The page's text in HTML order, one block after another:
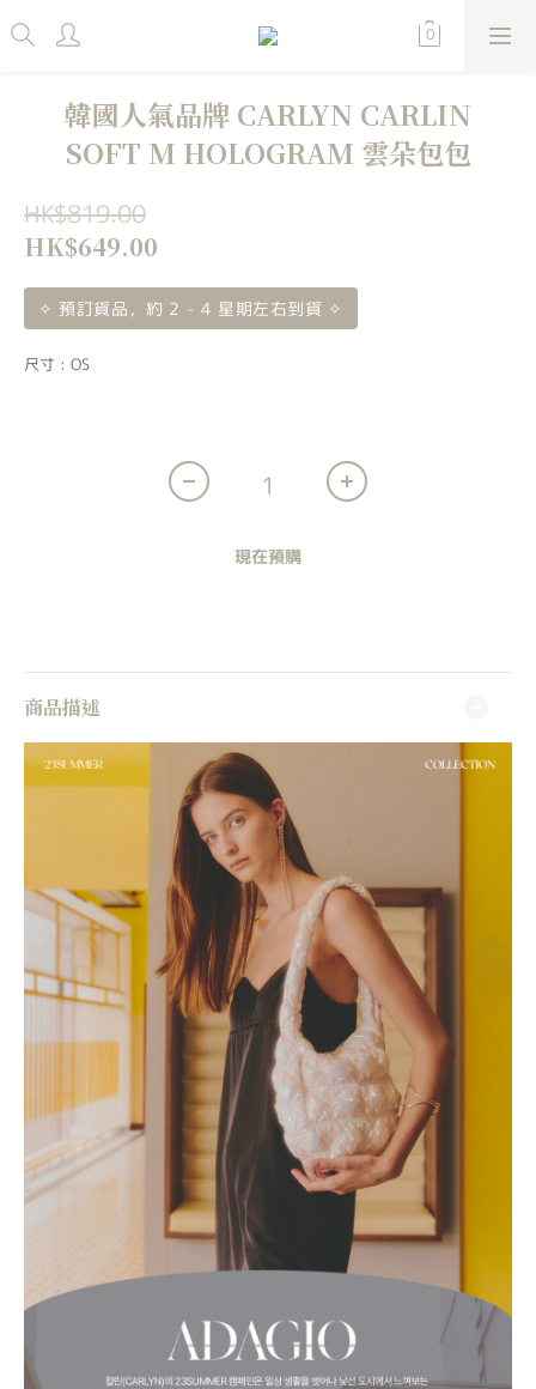
韓國人氣品牌 CARLYN CARLIN
SOFT M HOLOGRAM 雲朵包包
HK$819.00
HK$649.00
✧ 預訂貨品，約 2 - 4 星期左右到貨 ✧
尺寸 : OS
現在預購
商品描述